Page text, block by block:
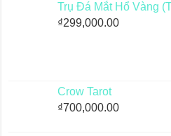
Trụ Đá Mắt Hổ Vàng
₫299,000.00
Crow Tarot
₫700,000.00